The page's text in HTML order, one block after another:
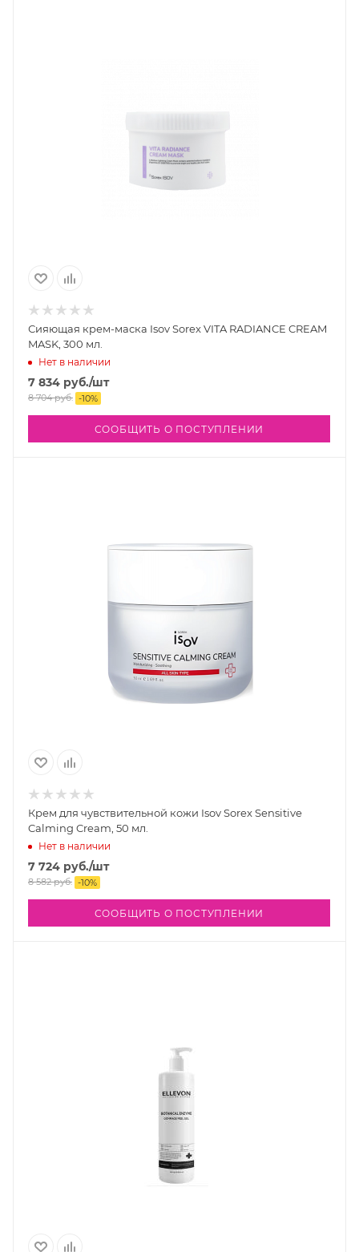
Сияющая крем-маска Isov Sorex VITA RADIANCE CREAM
MASK, 300 мл.
Нет в наличии
7 834 руб./шт
8 704руб. -10%
СООБЩИТЬ О ПОСТУПЛЕНИИ
Крем для чувствительной кожи Isov Sorex Sensitive
Calming Cream, 50 мл.
Нет в наличии
7 724 руб./шт
8 582руб. -10%
СООБЩИТЬ О ПОСТУПЛЕНИИ